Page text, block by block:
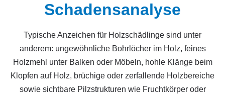
Schadensanalyse
Typische Anzeichen für Holzschädlinge sind unter
anderem: ungewöhnliche Bohrlöcher im Holz, feines
Holzmehl unter Balken oder Möbeln, hohle Klänge beim
Klopfen auf Holz, brüchige oder zerfallende Holzbereiche
sowie sichtbare Pilzstrukturen wie Fruchtkörper oder